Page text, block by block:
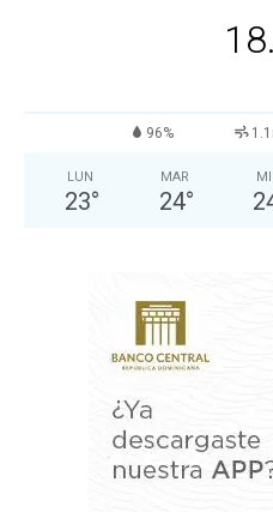
96%
LUN
23°
MAR
24°